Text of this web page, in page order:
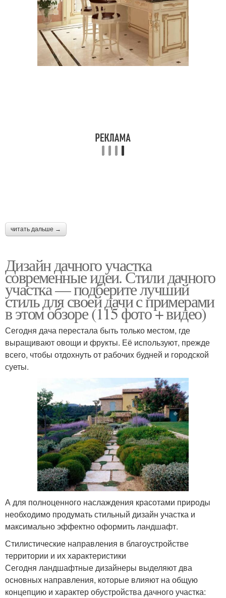
читать дальше →
Дизайн дачного участка
современные идеи. Стили дачного
участка — подберите лучший
стиль для своей дачи с примерами
в этом обзоре (115 фото + видео)
Сегодня дача перестала быть только местом, где
выращивают овощи и фрукты. Её используют, прежде
всего, чтобы отдохнуть от рабочих будней и городской
суеты.
А для полноценного наслаждения красотами природы
необходимо продумать стильный дизайн участка и
максимально эффектно оформить ландшафт.
Стилистические направления в благоустройстве
территории и их характеристики
Сегодня ландшафтные дизайнеры выделяют два
основных направления, которые влияют на общую
концепцию и характер обустройства дачного участка: